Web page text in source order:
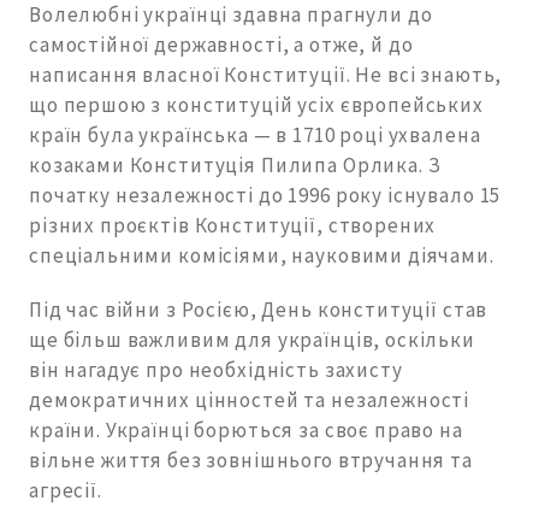
Волелюбні українці здавна прагнули до
самостійної державності, а отже, й до
написання власної Конституції. Не всі знають,
що першою з конституцій усіх європейських
країн була українська — в 1710 році ухвалена
козаками Конституція Пилипа Орлика. З
початку незалежності до 1996 року існувало 15
різних проєктів Конституції, створених
спеціальними комісіями, науковими діячами.
Під час війни з Росією, День конституції став
ще більш важливим для українців, оскільки
він нагадує про необхідність захисту
демократичних цінностей та незалежності
країни. Українці борються за своє право на
вільне життя без зовнішнього втручання та
агресії.